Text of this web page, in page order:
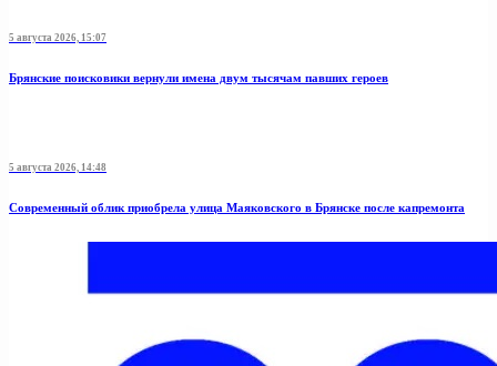
5 августа 2026, 15:07
Брянские поисковики вернули имена двум тысячам павших героев
5 августа 2026, 14:48
Современный облик приобрела улица Маяковского в Брянске после капремонта